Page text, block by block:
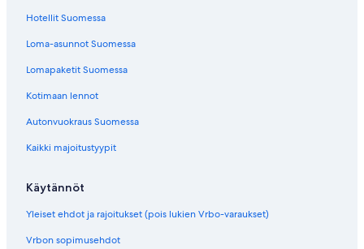
Hotellit Suomessa
Loma-asunnot Suomessa
Lomapaketit Suomessa
Kotimaan lennot
Autonvuokraus Suomessa
Kaikki majoitustyypit
Käytännöt
Yleiset ehdot ja rajoitukset (pois lukien Vrbo-varaukset)
Vrbon sopimusehdot